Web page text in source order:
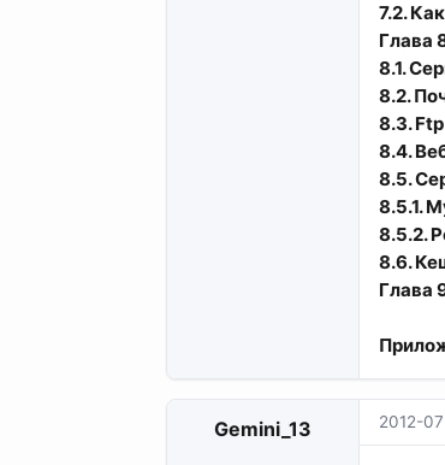
7.2.
Глава
8.1.
8.2.
8.3.
8.4.
8.5.
8.5.1.
8.5.2.
8.6.
Глава
Gemini_13 2012-